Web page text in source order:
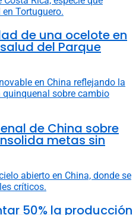
de una ocelote en
del Parque
de China sobre
metas sin
50% la producción